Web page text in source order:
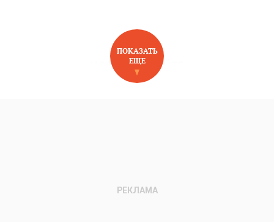
НОВОЕ НА САЙТЕ
ПОКАЗАТЬ
ЕЩЕ